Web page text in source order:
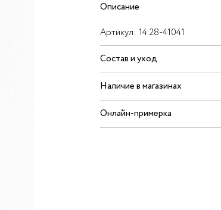
Описание
Артикул: 14.28-41041
Состав и уход
Наличие в магазинах
Онлайн-примерка